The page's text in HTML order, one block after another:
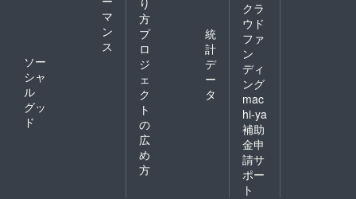
マ
ン
ス
ソー
シャ
ル
グッ
ド
り
方
プ
ロ
ジ
ェ
ク
ト
の
広
め
方
統
計
デ
ー
タ
クラ
ウド
ファ
ン
ディ
ング
mac
hi-ya
補助
金申
請サ
ポー
ト